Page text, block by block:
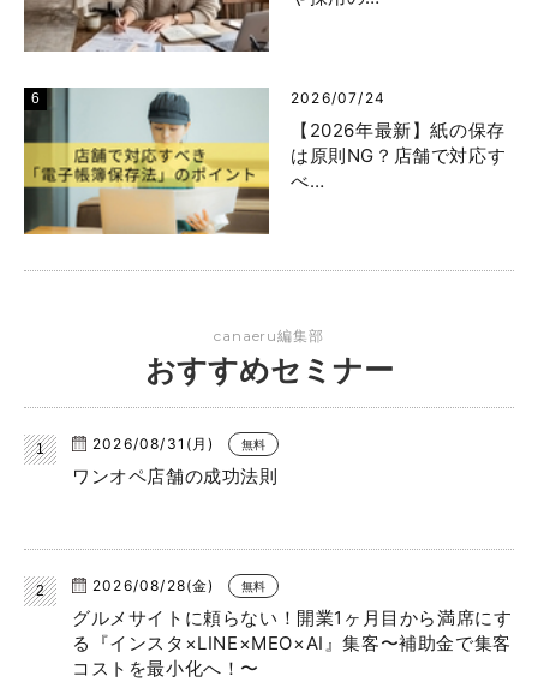
2026/07/24
【2026年最新】紙の保存
は原則NG？店舗で対応す
べ…
canaeru編集部
おすすめセミナー
2026/08/31(月) 無料
ワンオペ店舗の成功法則
2026/08/28(金) 無料
グルメサイトに頼らない！開業1ヶ月目から満席にす
る『インスタ×LINE×MEO×AI』集客〜補助金で集客
コストを最小化へ！〜